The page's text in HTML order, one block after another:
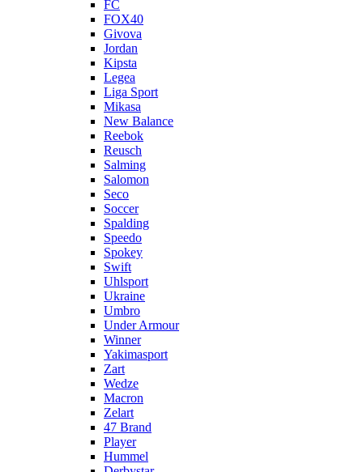
FC
FOX40
Givova
Jordan
Kipsta
Legea
Liga Sport
Mikasa
New Balance
Reebok
Reusch
Salming
Salomon
Seco
Soccer
Spalding
Speedo
Spokey
Swift
Uhlsport
Ukraine
Umbro
Under Armour
Winner
Yakimasport
Zart
Wedze
Macron
Zelart
47 Brand
Player
Hummel